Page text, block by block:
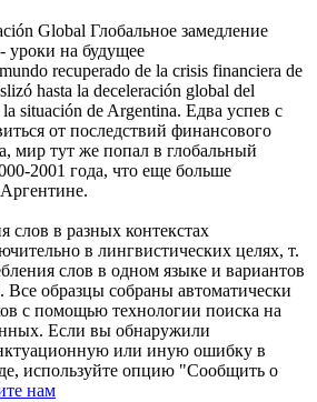
Global Глобальное замедление
уроки на будущее
recuperado de la crisis financiera de
hasta la deceleración global del
situación de Argentina. Едва успев с
от последствий финансового
мир тут же попал в глобальный
2001 года, что еще больше
в разных контекстах
в лингвистических целях, т.
слов в одном языке и вариантов
Все образцы собраны автоматически
с помощью технологии поиска на
Если вы обнаружили
или иную ошибку в
используйте опцию "Сообщить о
нам